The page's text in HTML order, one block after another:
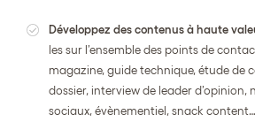
Développez des contenus à haute
les sur l’ensemble des points de
magazine, guide technique, étude de
dossier, interview de leader d’opinion,
sociaux, évènementiel, snack content…